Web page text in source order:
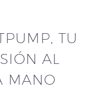
TU
AL
MANO